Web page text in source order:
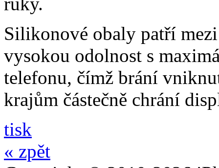
Silikonové obaly patří
vysokou odolnost s
telefonu, čímž brání
krajům částečně chrání
tisk
« zpět